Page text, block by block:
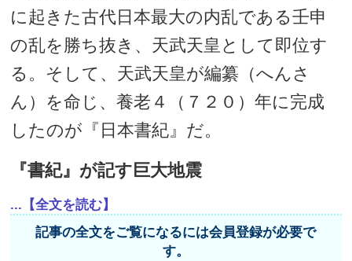
に起きた古代日本最大の内乱である壬申
の乱を勝ち抜き、天武天皇として即位す
る。そして、天武天皇が編纂（へんさ
ん）を命じ、養老４（７２０）年に完成
したのが『日本書紀』だ。
『書紀』が記す巨大地震
...【全文を読む】
記事の全文をご覧になるには会員登録が必要で
す。